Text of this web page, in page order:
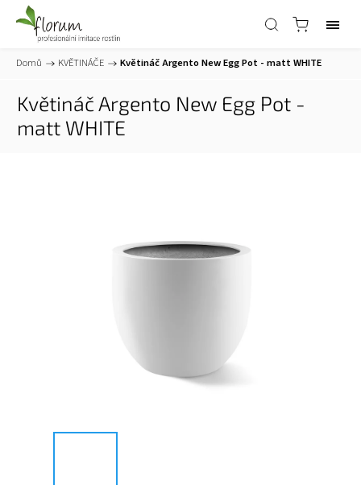
Domů / KVĚTINÁČE / Květináč Argento New Egg Pot - matt WHITE
Květináč Argento New Egg Pot -
matt WHITE